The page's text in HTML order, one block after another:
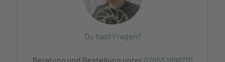
Du hast Fragen?
Beratung und Bestellung unter 07053 1898710